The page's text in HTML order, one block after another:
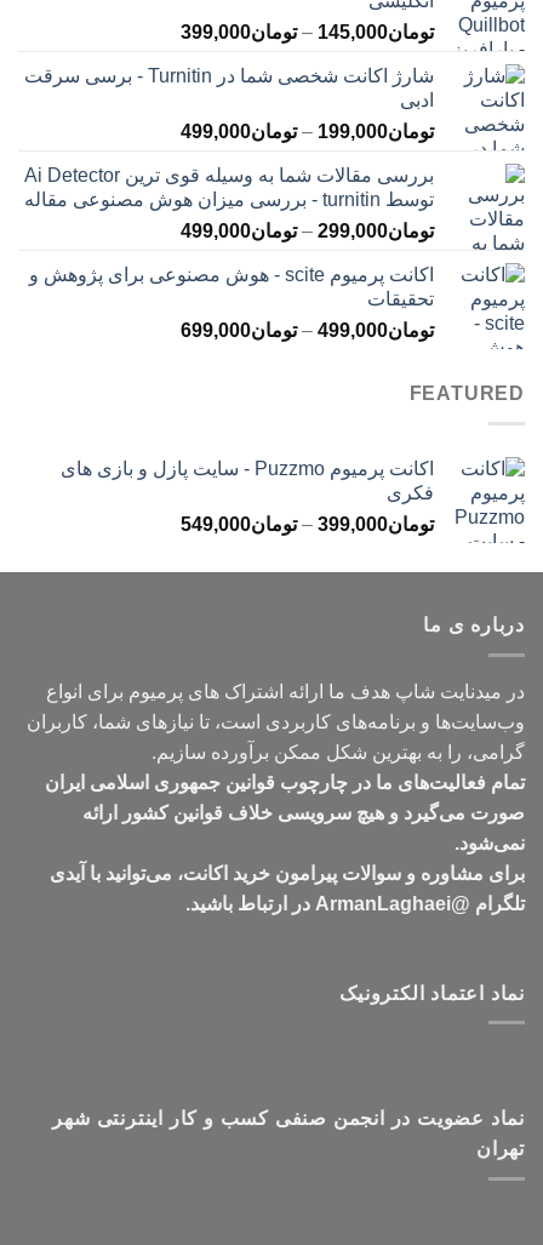
تومان145,000
– تومان399,000محدوده
تومان145,000
تومان399,000
شارژ اکانت شخصی شما در Turnitin - برسی سرقت
ادبی
تومان199,000
– تومان499,000محدوده
تومان199,000
تا
تومان499,000
بررسی مقالات شما به وسیله قوی ترین Ai Detector
توسط turnitin - بررسی میزان هوش مصنوعی مقاله
تومان299,000
– تومان499,000محدوده
تومان299,000
تومان499,000
اکانت پرمیوم scite - هوش مصنوعی برای پژوهش و
تحقیقات
تومان499,000
– تومان699,000محدوده
FEATURED
اکانت پرمیوم Puzzmo - سایت پازل و بازی های
فکری
تومان399,000
– تومان549,000محدوده
تومان399,000
درباره ی ما
در میدنایت شاپ هدف ما ارائه اشتراک های پرمیوم برای انواع
وب‌سایت‌ها و برنامه‌های کاربردی است، تا نیازهای شما، کاربران
گرامی، را به بهترین شکل ممکن برآورده سازیم.
تمام فعالیت‌های ما در چارچوب قوانین جمهوری اسلامی ایران
صورت می‌گیرد و هیچ سرویسی خلاف قوانین کشور ارائه
نمی‌شود.
برای مشاوره و سوالات پیرامون خرید اکانت، می‌توانید با آیدی
تلگرام @ArmanLaghaei در ارتباط باشید.
نماد اعتماد الکترونیک
نماد عضویت در انجمن صنفی کسب و کار اینترنتی شهر
تهران